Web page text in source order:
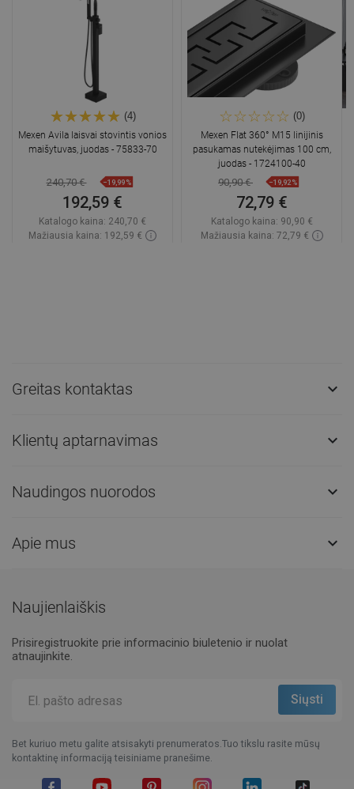
(4)
Mexen Avila laisvai stovintis vonios
maišytuvas, juodas - 75833-70
240,70 € −19,99%
192,59 €
Katalogo kaina: 240,70 €
Mažiausia kaina: 192,59 €
(0)
Mexen Flat 360° M15 linijinis
pasukamas nutekėjimas 100 cm,
juodas - 1724100-40
90,90 € −19,92%
72,79 €
Katalogo kaina: 90,90 €
Mažiausia kaina: 72,79 €
Greitas kontaktas 
Klientų aptarnavimas 
Naudingos nuorodos 
Apie mus 
Naujienlaiškis
Prisiregistruokite prie informacinio biuletenio ir nuolat
atnaujinkite.
Bet kuriuo metu galite atsisakyti prenumeratos.Tuo tikslu rasite mūsų
kontaktinę informaciją teisiniame pranešime.